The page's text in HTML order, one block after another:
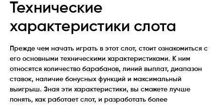
Технические
характеристики слота
Прежде чем начать играть в этот слот, стоит ознакомиться с
его основными техническими характеристиками. К ним
относятся количество барабанов, линий выплат, диапазон
ставок, наличие бонусных функций и максимальный
выигрыш. Зная эти характеристики, вы сможете лучше
понять, как работает слот, и разработать более